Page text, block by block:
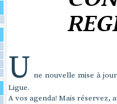
U ne nouvelle mise à
Ligue.
A vos agenda! Mais réservez,